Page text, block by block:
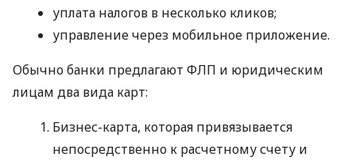
уплата налогов в несколько кликов;
управление через мобильное приложение.
Обычно банки предлагают ФЛП и юридическим
лицам два вида карт:
Бизнес-карта, которая привязывается
непосредственно к расчетному счету и